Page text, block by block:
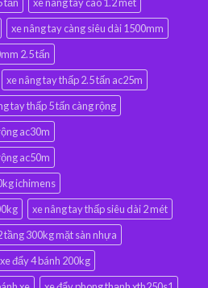
xe nâng tay càng siêu dài 1500mm
2.5 tấn
xe nâng tay thấp 2.5 tấn ac25m
tay thấp 5 tấn càng rộng
ac30m
ac50m
ichimens
xe nâng tay thấp siêu dài 2 mét
tầng 300kg mặt sàn nhựa
xe đẩy 4 bánh 200kg